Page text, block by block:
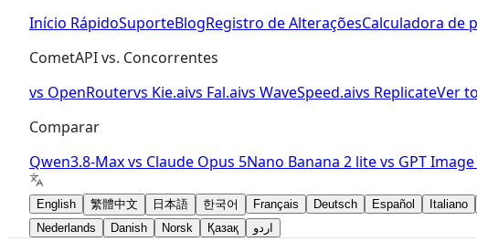
Início RápidoSuporteBlogRegistro de AlteraçõesCalculadora de
CometAPI vs. Concorrentes
vs OpenRoutervs Kie.aivs Fal.aivs WaveSpeed.aivs ReplicateVer
Comparar
Qwen3.8-Maxvs Claude Opus 5Nano Banana 2 litevs GPT
English 繁體中文 日本語 한국어 Français Deutsch Español Italiano
Nederlands
Danish Norsk Қазақ اردو